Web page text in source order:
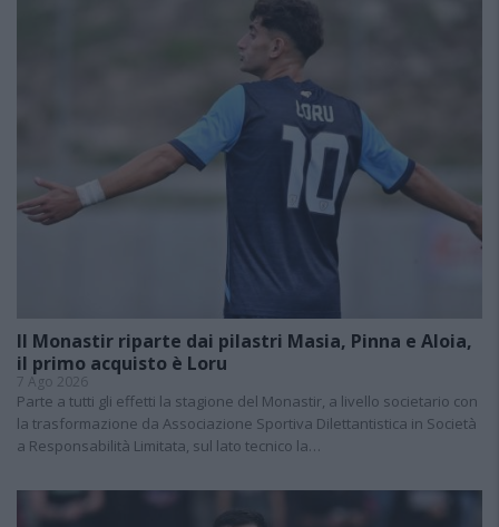
Il Monastir riparte dai pilastri Masia, Pinna e Aloia,
il primo acquisto è Loru
7 Ago 2026
Parte a tutti gli effetti la stagione del Monastir, a livello societario con
la trasformazione da Associazione Sportiva Dilettantistica in Società
a Responsabilità Limitata, sul lato tecnico la…